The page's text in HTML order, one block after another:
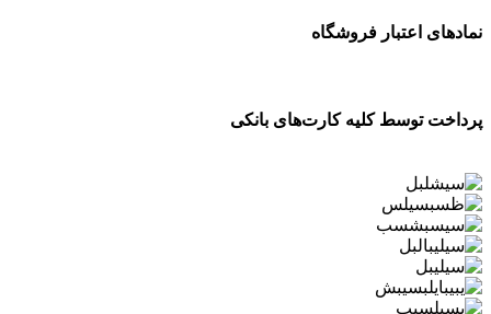
نمادهای اعتبار فروشگاه
پرداخت توسط کلیه کارت‌های بانکی